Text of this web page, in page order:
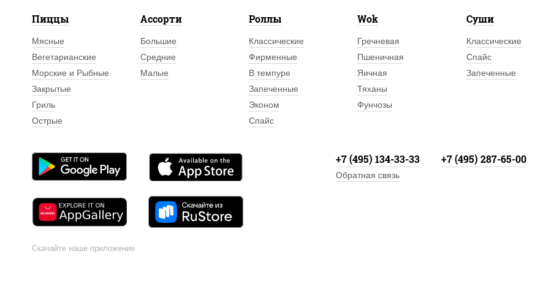
Пиццы
Мясные
Вегетарианские
Морские и Рыбные
Закрытые
Гриль
Острые
Ассорти
Большие
Средние
Малые
Роллы
Классические
Фирменные
В темпуре
Запеченные
Эконом
Спайс
Wok
Гречневая
Пшеничная
Яичная
Тяханы
Фунчозы
Суши
Классические
Спайс
Запеченные
Скачайте наше приложение
+7 (495) 134-33-33 +7 (495) 287-65-00
Обратная связь